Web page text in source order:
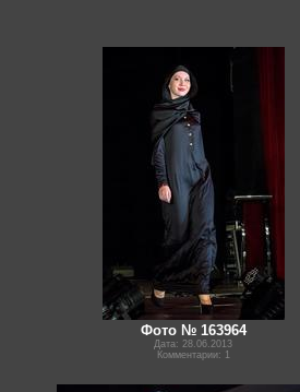
Фото № 163964
Дата: 28.06.2013
Комментарии: 1